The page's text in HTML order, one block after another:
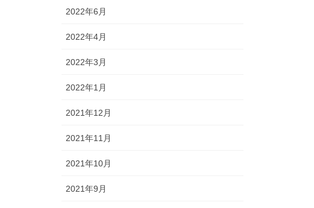
2022年6月
2022年4月
2022年3月
2022年1月
2021年12月
2021年11月
2021年10月
2021年9月